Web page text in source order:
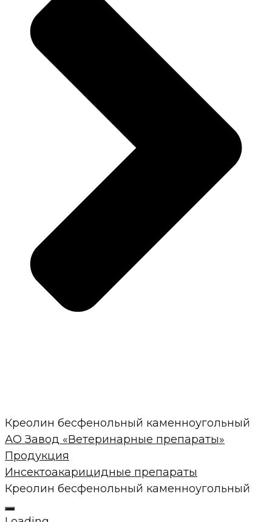
Креолин бесфенольный каменноугольный
АО Завод «Ветеринарные препараты»
Продукция
Инсектоакарицидные препараты
Креолин бесфенольный каменноугольный